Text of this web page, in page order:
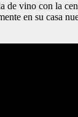
de vino con la
en su casa